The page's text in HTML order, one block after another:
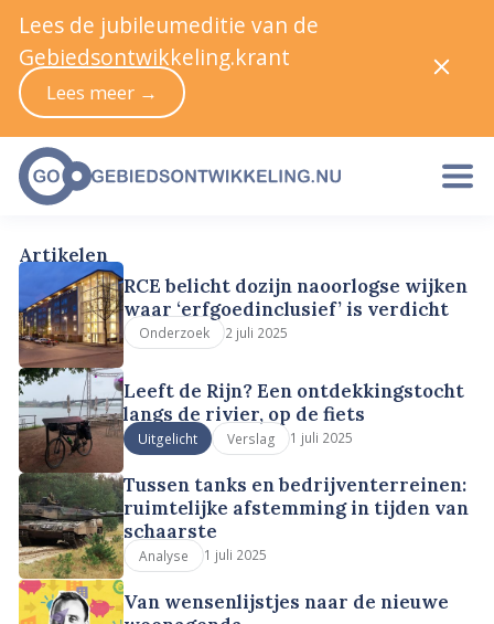
Artikelen
RCE belicht dozijn naoorlogse wijken
waar ‘erfgoedinclusief’ is verdicht
Onderzoek 2 juli 2025
Leeft de Rijn? Een ontdekkingstocht
langs de rivier, op de fiets
Uitgelicht Verslag 1 juli 2025
Tussen tanks en bedrijventerreinen:
ruimtelijke afstemming in tijden van
schaarste
Analyse 1 juli 2025
Van wensenlijstjes naar de nieuwe
Lees de jubileumeditie van de
Gebiedsontwikkeling.krant
Lees meer →